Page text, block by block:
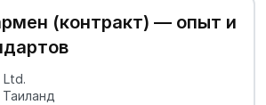
(контракт) — опыт и
Ltd.